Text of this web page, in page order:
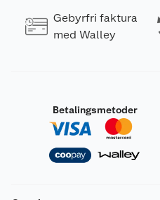
Gebyrfri faktura
med Walley
Betalingsmetoder